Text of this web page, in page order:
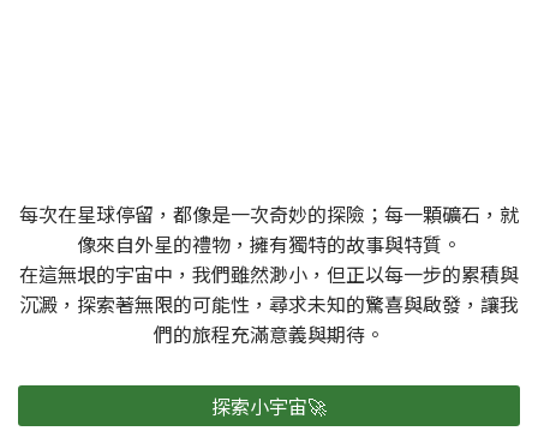
每次在星球停留，都像是一次奇妙的探險；每一顆礦石，就
像來自外星的禮物，擁有獨特的故事與特質。
在這無垠的宇宙中，我們雖然渺小，但正以每一步的累積與
沉澱，探索著無限的可能性，尋求未知的驚喜與啟發，讓我
們的旅程充滿意義與期待。
探索小宇宙🚀